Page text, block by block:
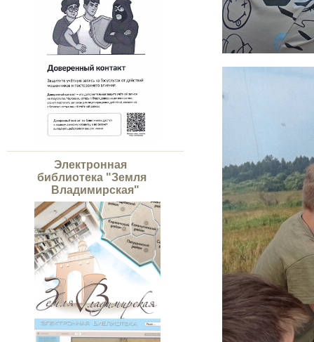
Электронная
библиотека "Земля
Владимирская"